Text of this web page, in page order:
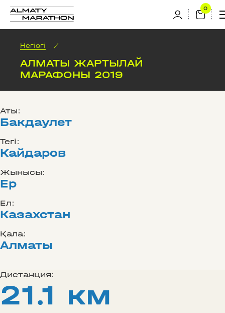
Негізгі /
АЛМАТЫ ЖАРТЫЛАЙ
МАРАФОНЫ 2019
Аты:
Бакдаулет
Тегі:
Кайдаров
Жынысы:
Ер
Ел:
Казахстан
Қала:
Алматы
Дистанция:
21.1 км